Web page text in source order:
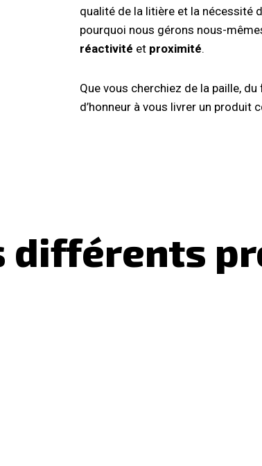
qualité de la litière et la nécessité
pourquoi nous gérons nous-
réactivité et proximité.
Que vous cherchiez de la paille,
d’honneur à vous livrer un produit
différents